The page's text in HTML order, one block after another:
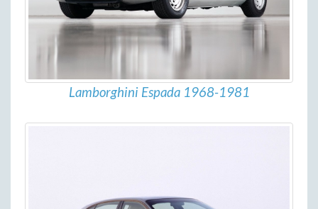
Lamborghini Espada 1968-1981